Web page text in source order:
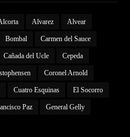
Alvarez Alvear
Bombal Carmen del Sauce
Cañada del Ucle Cepeda
Coronel Arnold
Cuatro Esquinas El Socorro
Paz General Gelly